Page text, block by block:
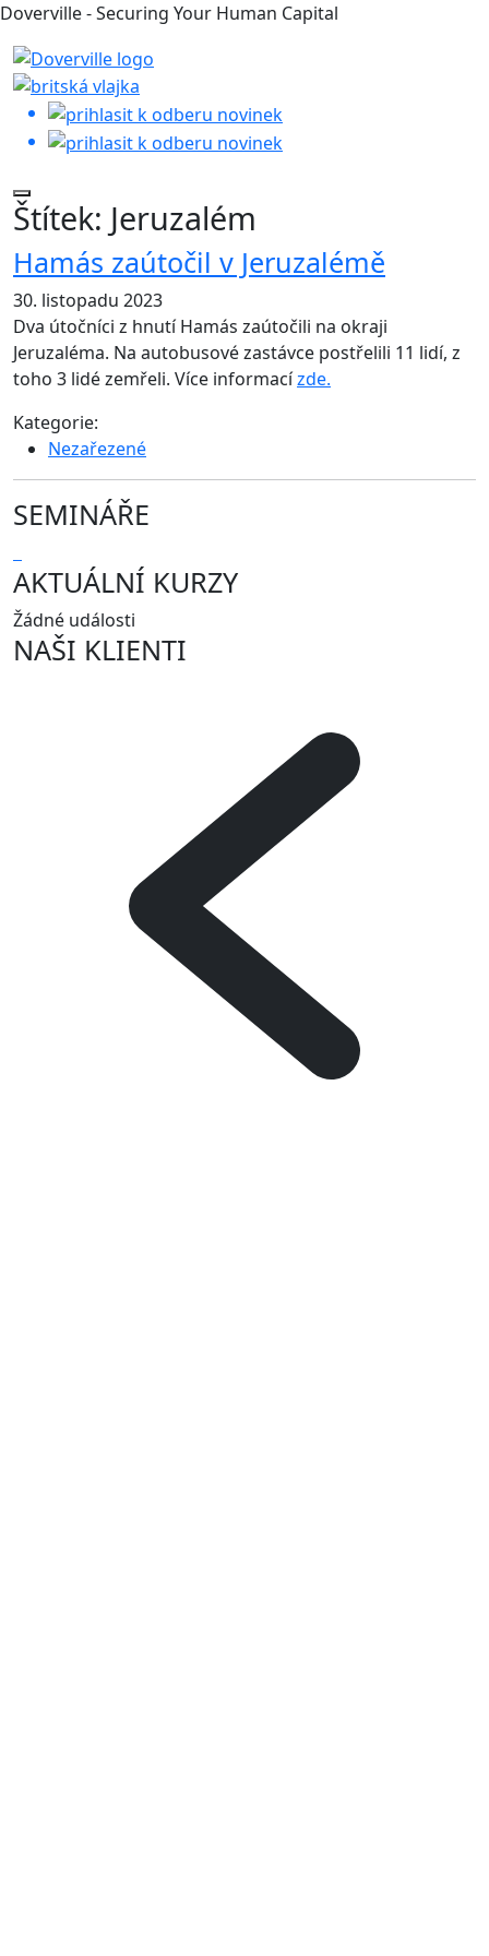
Doverville - Securing Your Human Capital
Štítek: Jeruzalém
Hamás zaútočil v Jeruzalémě
30. listopadu 2023
Dva útočníci z hnutí Hamás zaútočili na okraji
Jeruzaléma. Na autobusové zastávce postřelili 11 lidí, z
toho 3 lidé zemřeli. Více informacízde.
Kategorie:
Nezařezené
SEMINÁŘE
AKTUÁLNÍ KURZY
Žádné události
NAŠI KLIENTI